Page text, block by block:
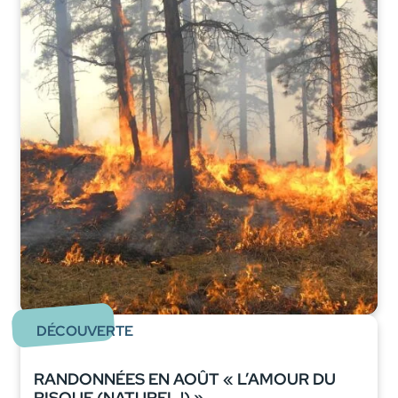
DÉCOUVERTE
RANDONNÉES EN AOÛT « L’AMOUR DU